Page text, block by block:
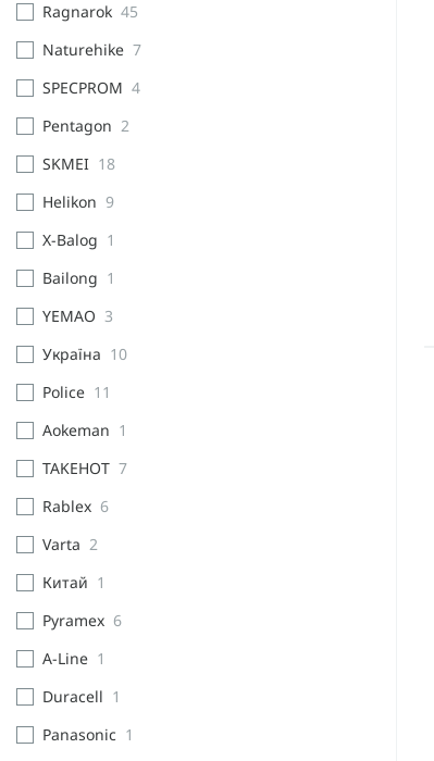
Ragnarok 45
Naturehike 7
SPECPROM 4
Pentagon 2
SKMEI 18
Helikon 9
X-Balog 1
Bailong 1
YEMAO 3
Україна 10
Police 11
Aokeman 1
TAKEHOT 7
Rablex 6
Varta 2
Китай 1
Pyramex 6
A-Line 1
Duracell 1
Panasonic 1